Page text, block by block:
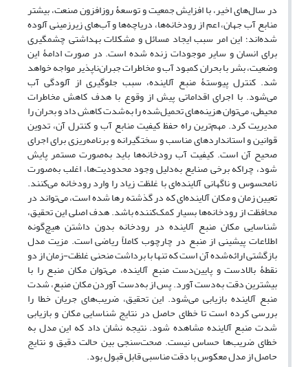
در سال‌های اخیر، با افزایش جمعیت و توسعۀ روزافزون صنعت، بیشتر
منابع آب جهان، اعم از رودخانه‌ها، دریاچه‌ها و آب‌های زیرزمینی آلوده
شده‌اند؛ این امر سبب ایجاد مسائل و مشکلات بهداشتی چشمگیری
برای انسان و سایر موجودات زنده شده است. در صورت ادامۀ این
وضعیت، بشر با بحران کمبود آب و مخاطرات جبران‌ناپذیر مواجه خواهد
شد. کنترل پیوستۀ منبع آلاینده، سبب جلوگیری از آلودگی آب
می‌شود. با اجرای اقداماتی پیش از وقوع با هدف کاهش مخاطرات
محیطی، می‌توان هزینه‌های تحمیل‌شده را به‌شدت کاهش داد و بحران را
مدیریت کرد. مهم‌ترین راه حفظ کیفیت منابع آب و کنترل آن، تدوین
قوانین و استانداردهای مناسب و سختگیرانه و برنامه‌ریزی برای اجرای
صحیح آن است. کیفیت آب رودخانه‌ها باید به‌صورت مستمر پایش
شود، چراکه برخی صنایع به‌دلیل وجود محدودیت‌ها، اغلب به‌صورت
نامحسوس و ناگهانی آلاینده‌ای با غلظت زیاد را وارد رودخانه می‌کنند.
تعیین زمان و مکان آلاینده‌ای که در گذشته رها شده است، می‌تواند در
محافظت از رودخانه‌ها بسیار کمک‌کننده باشد. هدف اصلی این تحقیق،
شناسایی مکان منبع آلاینده در رودخانه بدون داشتن هیچ‌گونه
اطلاعات پیشینی از منبع در چارچوب کاملاً ریاضی است. مزیت مدل
بازگشتی ارائه‌شده آن است که تنها با برداشت منحنی غلظت-زمان از دو
نقطۀ بالادست و پایین‌دست منبع آلاینده، می‌توان مکان منبع را با
بیشترین دقت به‌دست آورد. پس از به‌دست آوردن مکان منبع، شدت
منبع آلاینده بازیابی می‌شود. این تحقیق، ضریب‌های جریان خطا را
بررسی کرده است تا خطای حاصل در نتایج شناسایی مکان و بازیابی
شدت منبع آلاینده مشاهده شود. نتیجه نشان داد که این مدل به
خطای ضریب‌ها حساس نیست. صحت‌سنجی بین حالت دقیق و نتایج
حاصل‌ از مدل معکوس با دقت مناسبی قابل قبول بود.